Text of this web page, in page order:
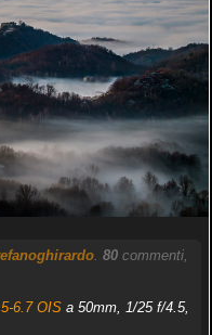
. 80commenti,
6.7 OISa 50mm, 1/25 f/4.5,